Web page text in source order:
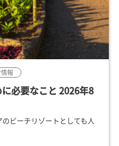
報
必要なこと 2026年8
ビーチリゾートとしても人